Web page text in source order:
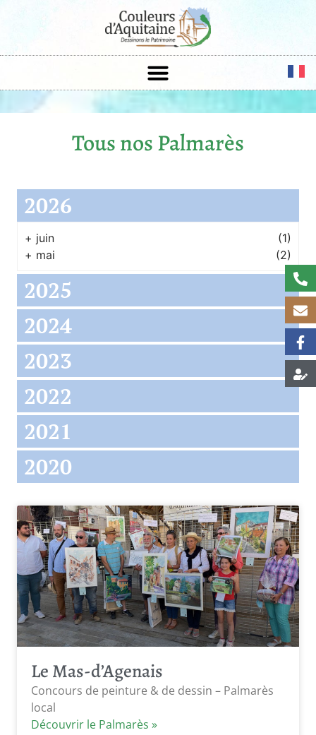
Tous nos Palmarès
Le Mas-d’Agenais
Concours de peinture & de dessin – Palmarès
local
Découvrir le Palmarès »
2026
+ juin
(1)
+ mai (2)
2025
2024
2023
2022
2021
2020